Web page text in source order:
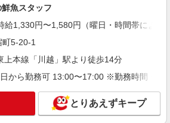
パーマーケットの寿司スタッフ
間帯による） 時給1230円〜 18時以降：時
円〜 ★土曜＋100円 ★日・祝＋100円 ※ア
トさんの時給や募集内容はお問い合わせく
埼玉県川越市新宿町1-17-1
魚スタッフ
給1,330円〜1,580円（曜日・時間帯によ
5-20-1
上本線「川越」駅より徒歩14分
から勤務可 13:00〜17:00 ※勤務時間・日
とりあえずキープ